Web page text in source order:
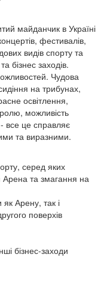
майданчик в Україні
фестивалів,
видів спорту та
бізнес заходів.
Чудова
на трибунах,
освітлення,
можливість
все це справляє
та виразними.
серед яких
та змагання на
Арену, так і
поверхів
бізнес-заходи